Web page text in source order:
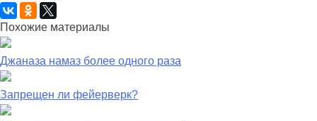
Похожие материалы
Джаназа намаз более одного раза
Запрещен ли фейерверк?